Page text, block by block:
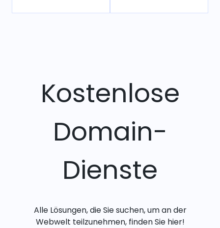
Kostenlose
Domain-
Dienste
Alle Lösungen, die Sie suchen, um an der
Webwelt teilzunehmen, finden Sie hier!